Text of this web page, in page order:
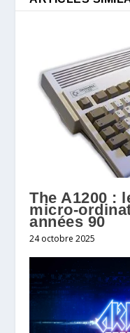
The A1200 :
micro-
années 90
24 octobre 2025